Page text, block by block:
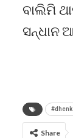
ବାଲିମି
ସନ୍ଧାନ
Share